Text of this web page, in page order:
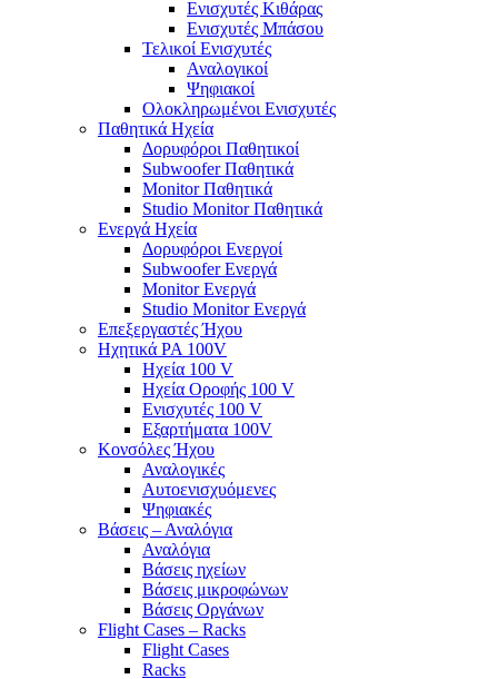
Ενισχυτές Κιθάρας
Ενισχυτές Μπάσου
Τελικοί Ενισχυτές
Αναλογικοί
Ψηφιακοί
Ολοκληρωμένοι Ενισχυτές
Παθητικά Ηχεία
Δορυφόροι Παθητικοί
Subwoofer Παθητικά
Monitor Παθητικά
Studio Monitor Παθητικά
Ενεργά Ηχεία
Δορυφόροι Ενεργοί
Subwoofer Ενεργά
Monitor Ενεργά
Studio Monitor Ενεργά
Επεξεργαστές Ήχου
Ηχητικά PA 100V
Ηχεία 100 V
Ηχεία Οροφής 100 V
Ενισχυτές 100 V
Εξαρτήματα 100V
Κονσόλες Ήχου
Αναλογικές
Αυτοενισχυόμενες
Ψηφιακές
Βάσεις – Αναλόγια
Αναλόγια
Βάσεις ηχείων
Βάσεις μικροφώνων
Βάσεις Οργάνων
Flight Cases – Racks
Flight Cases
Racks